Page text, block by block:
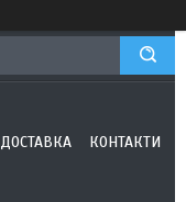
ДОСТАВКА КОНТАКТИ